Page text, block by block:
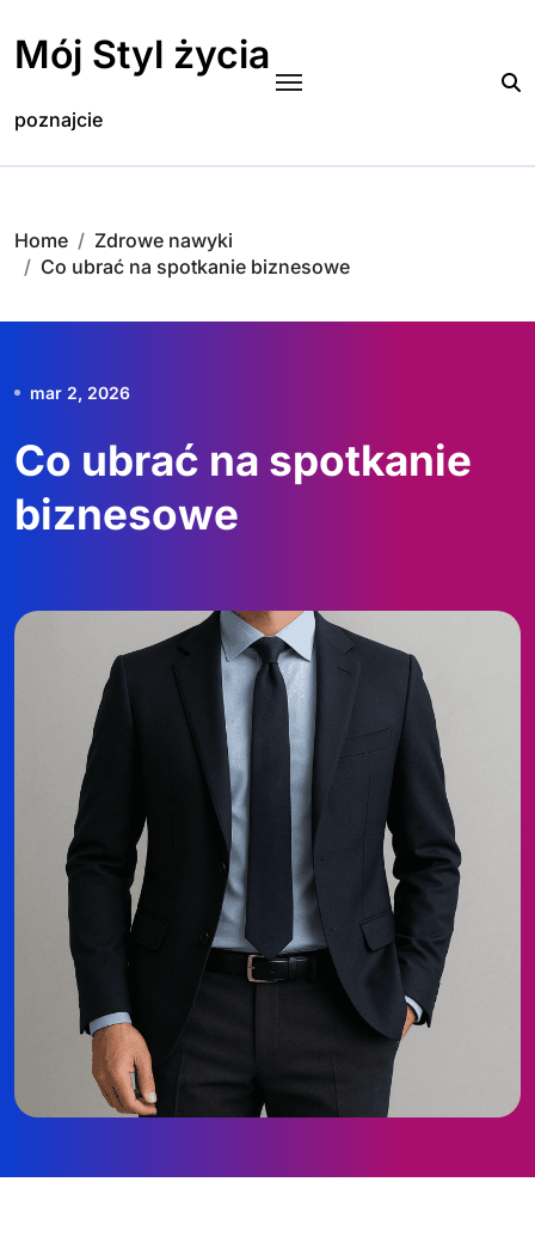
content
Mój Styl życia
poznajcie
Home
Zdrowe nawyki
Co ubrać na spotkanie biznesowe
mar 2, 2026
Co ubrać na spotkanie
biznesowe